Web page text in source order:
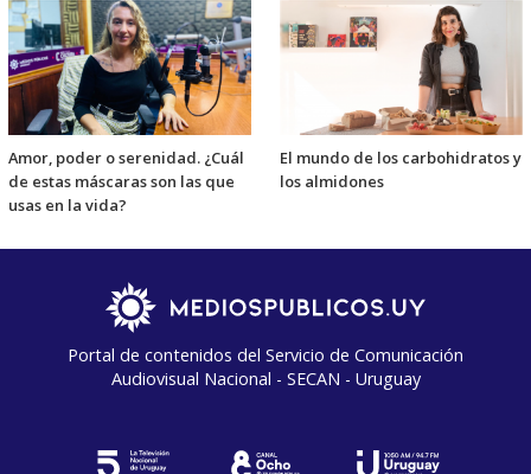
Amor, poder o serenidad. ¿Cuál
de estas máscaras son las que
usas en la vida?
El mundo de los carbohidratos y
los almidones
Portal de contenidos del Servicio de Comunicación
Audiovisual Nacional - SECAN - Uruguay